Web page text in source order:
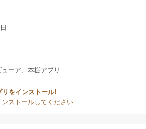
ーア、本棚アプリ
リをインストール!
ンストールしてください